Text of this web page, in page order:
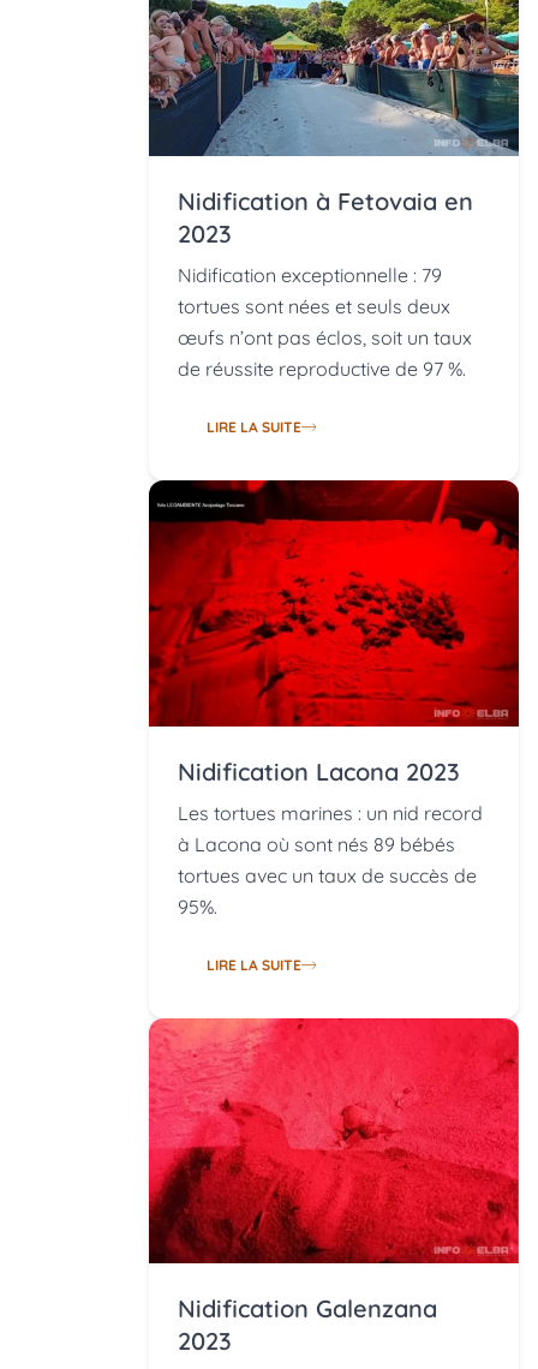
Nidification à Fetovaia en
2023
Nidification exceptionnelle : 79
tortues sont nées et seuls deux
œufs n’ont pas éclos, soit un taux
de réussite reproductive de 97 %.
LIRE LA SUITE
Nidification Lacona 2023
Les tortues marines : un nid record
à Lacona où sont nés 89 bébés
tortues avec un taux de succès de
95%.
LIRE LA SUITE
Nidification Galenzana
2023